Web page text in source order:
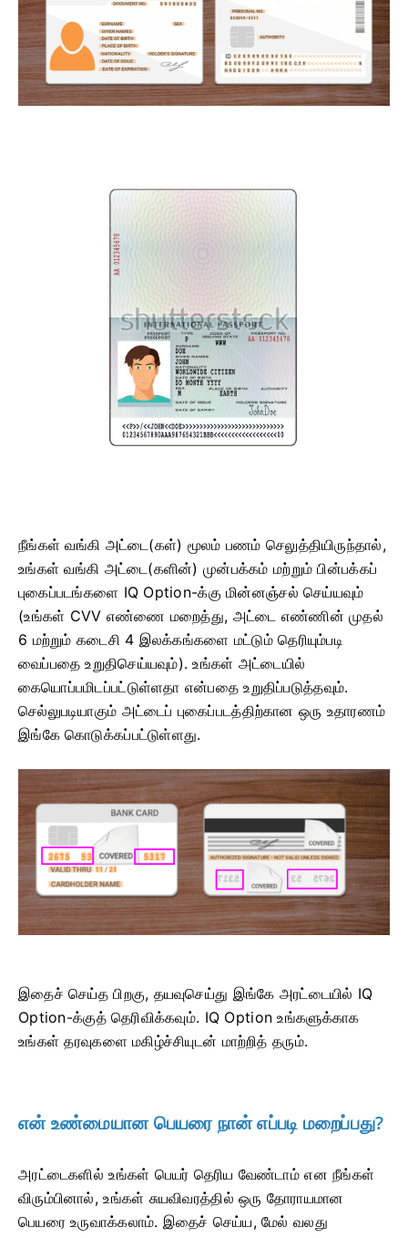
நீங்கள் வங்கி அட்டை(கள்) மூலம் பணம் செலுத்தியிருந்தால்,
உங்கள் வங்கி அட்டை(களின்) முன்பக்கம் மற்றும் பின்பக்கப்
புகைப்படங்களை IQ Option-க்கு மின்னஞ்சல் செய்யவும்
(உங்கள் CVV எண்ணை மறைத்து, அட்டை எண்ணின் முதல்
6 மற்றும் கடைசி 4 இலக்கங்களை மட்டும் தெரியும்படி
வைப்பதை உறுதிசெய்யவும்). உங்கள் அட்டையில்
கையொப்பமிடப்பட்டுள்ளதா என்பதை உறுதிப்படுத்தவும்.
செல்லுபடியாகும் அட்டைப் புகைப்படத்திற்கான ஒரு உதாரணம்
இங்கே கொடுக்கப்பட்டுள்ளது.
இதைச் செய்த பிறகு, தயவுசெய்து இங்கே அரட்டையில் IQ
Option-க்குத் தெரிவிக்கவும். IQ Option உங்களுக்காக
உங்கள் தரவுகளை மகிழ்ச்சியுடன் மாற்றித் தரும்.
என் உண்மையான பெயரை நான் எப்படி மறைப்பது?
அரட்டைகளில் உங்கள் பெயர் தெரிய வேண்டாம் என நீங்கள்
விரும்பினால், உங்கள் சுயவிவரத்தில் ஒரு தோராயமான
பெயரை உருவாக்கலாம். இதைச் செய்ய, மேல் வலது